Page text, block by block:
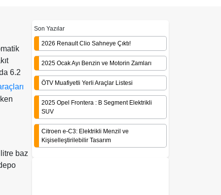
6.2
baz
Son Yazılar
2026 Renault Clio Sahneye Çıktı!
2025 Ocak Ayı Benzin ve Motorin Zamları
ÖTV Muafiyetli Yerli Araçlar Listesi
2025 Opel Frontera : B Segment Elektrikli
SUV
Citroen e-C3: Elektrikli Menzil ve
Kişiselleştirilebilir Tasarım